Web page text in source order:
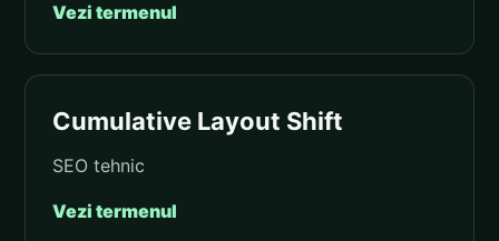
Vezi termenul
Cumulative Layout Shift
SEO tehnic
Vezi termenul